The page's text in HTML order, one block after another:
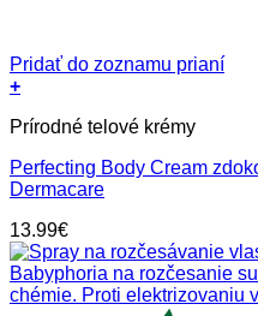
Pridať do zoznamu prianí
+
Prírodné telové krémy
Perfecting Body Cream
Dermacare
13.99€